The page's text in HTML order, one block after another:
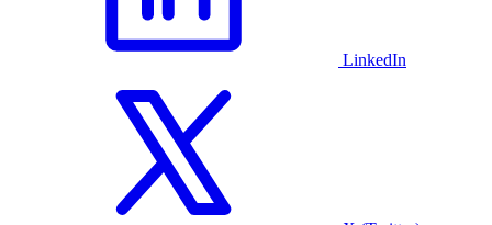
LinkedIn